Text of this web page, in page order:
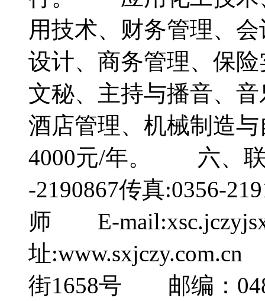
用技术、财务管理、
设计、商务管理、保
文秘、主持与播音、
酒店管理、机械制造
4000元/年。 六、
-2190867传真:0356-
师 E-
址
街1658号 邮编：